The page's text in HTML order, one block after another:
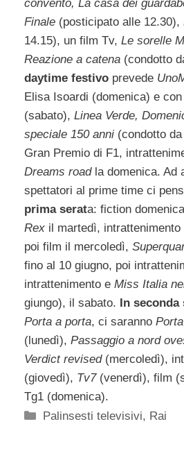
convento, La casa dei
Finale (posticipato alle 12.30),
14.15), un film Tv, Le sorelle
Reazione a catena (condotto
daytime festivo prevede
Elisa Isoardi (domenica) e
(sabato), Linea Verde,
speciale 150 anni (condotto
Gran Premio di F1,
Dreams roadla domenica. Ad
spettatori al prime time ci
prima serata: fiction
Rex il martedì, intrattenimento
poi film il mercoledì,
fino al 10 giugno, poi
intrattenimento e Miss Italia
giungo), il sabato. In seconda
Porta a porta, ci saranno
(lunedì), Passaggio a nord
Verdict revised(mercoledì),
(giovedì), Tv7(venerdì), film
Tg1 (domenica).
Categorie
Palinsesti televisivi, Rai